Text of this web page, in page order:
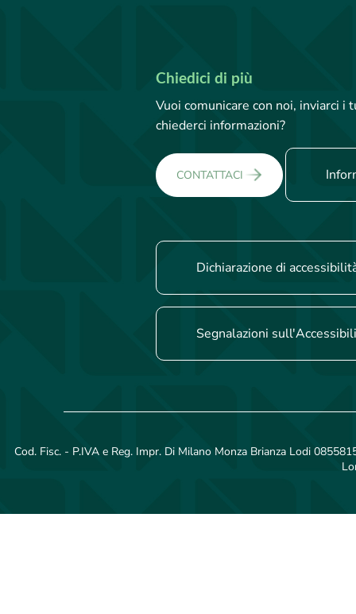
Chiedici di più
Vuoi comunicare con noi, inviarci
chiederci informazioni?
CONTATTACI
Dichiarazione di
Segnalazioni
Cod. Fisc. - P.IVA e Reg. Impr. Di Milano Monza Brianza Lodi